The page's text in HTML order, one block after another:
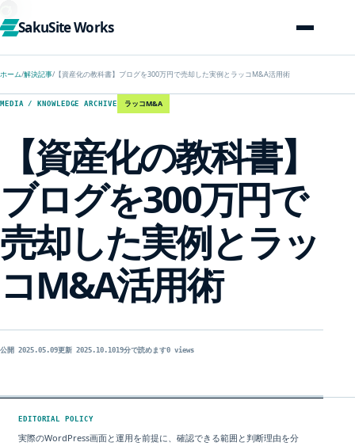
SakuSite Works
ホーム/解決記事/ 【資産化の教科書】ブログを300万円で売却した実例とラッコM&A活用術
MEDIA / KNOWLEDGE ARCHIVE ラッコM&A
【資産化の教科書】
ブログを300万円で
売却した実例とラッ
コM&A活用術
公開 2025.05.09更新 2025.10.1019分で読めます0 views
EDITORIAL POLICY
実際のWordPress画面と運用を前提に、確認できる範囲と判断理由を分